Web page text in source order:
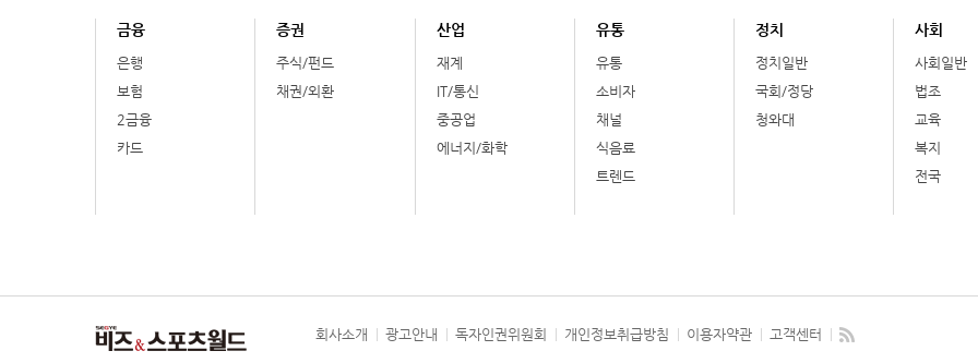
금융
은행
보험
2금융
카드
증권
주식/펀드
채권/외환
산업
재계
IT/통신
중공업
에너지/화학
유통
유통
소비자
채널
식음료
트렌드
정치
정치일반
국회/정당
청와대
사회
사회일반
법조
교육
복지
전국
회사소개 광고안내 독자인권위원회 개인정보취급방침 이용자약관 고객센터